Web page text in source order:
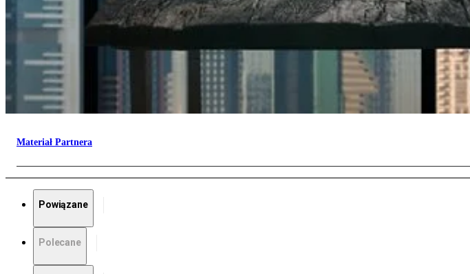
Materiał Partnera
Powiązane
Polecane